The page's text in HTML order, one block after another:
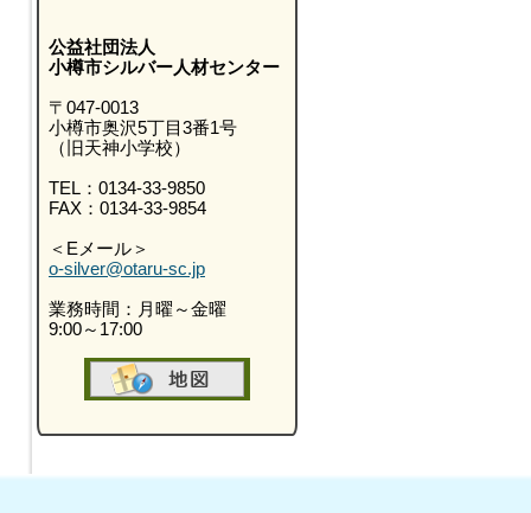
公益社団法人
小樽市シルバー人材センター
〒047-0013
小樽市奥沢5丁目3番1号
（旧天神小学校）
TEL：0134-33-9850
FAX：0134-33-9854
＜Eメール＞
o-silver@otaru-sc.jp
業務時間：月曜～金曜
9:00～17:00